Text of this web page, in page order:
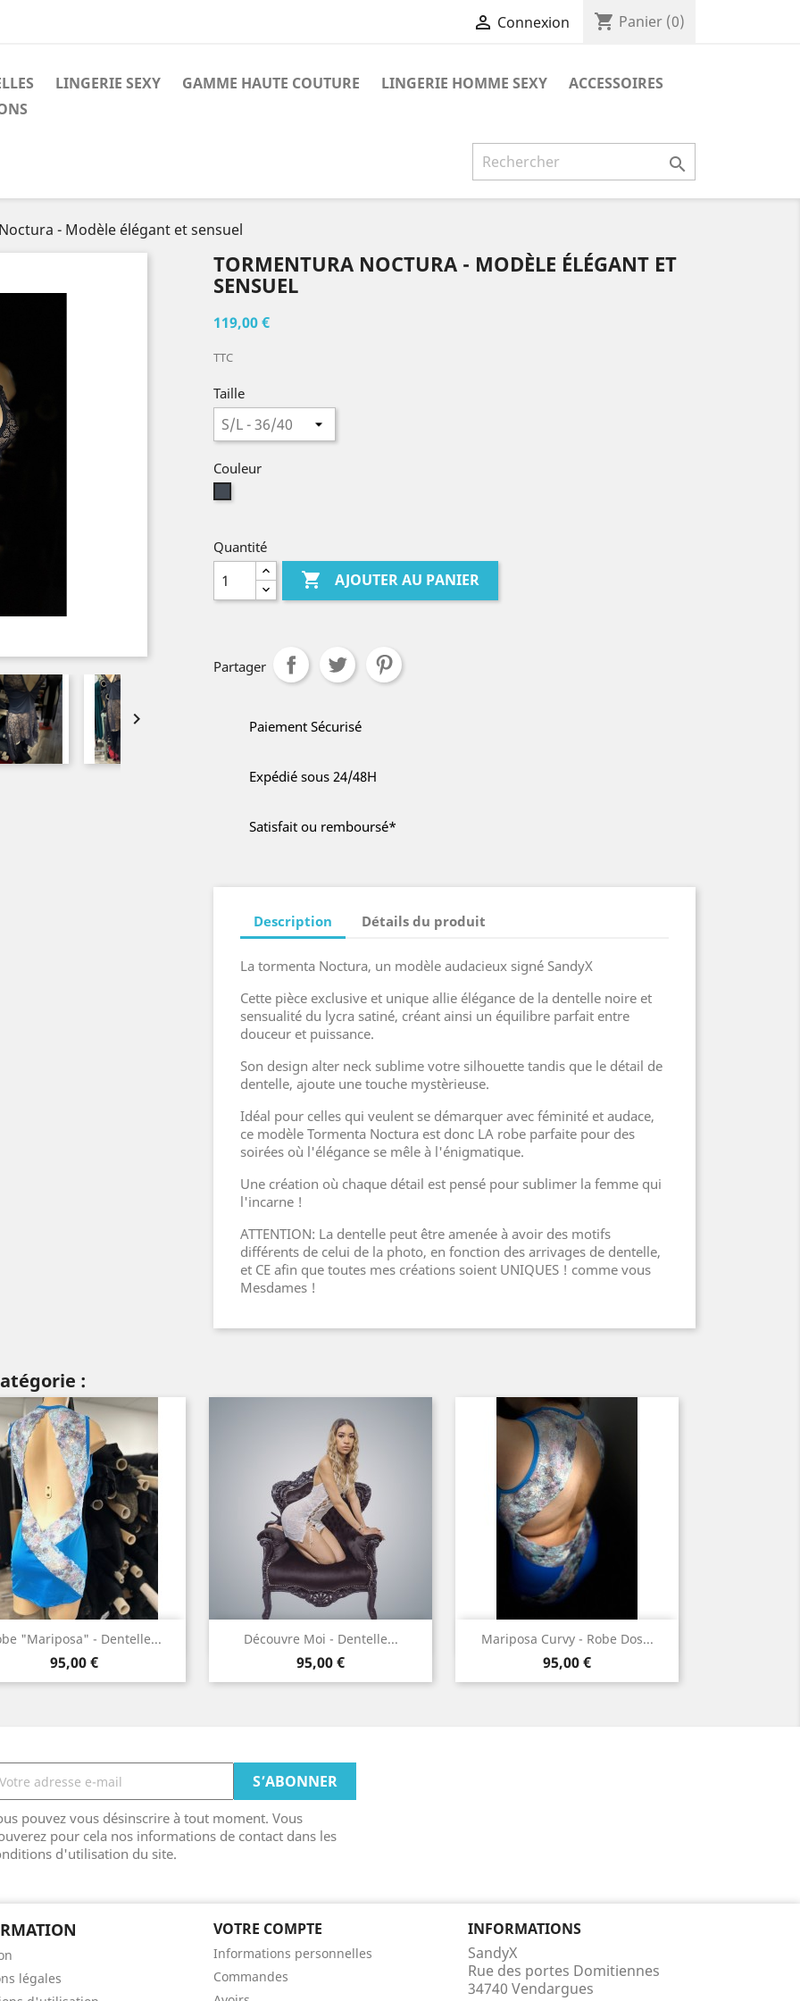
 Connexion shopping_cart Panier (0)
LINGERIE SEXY GAMME HAUTE COUTURE LINGERIE HOMME SEXY
ACCESSOIRES

- Modèle élégant et sensuel

TORMENTURA NOCTURA - MODÈLE ÉLÉGANT ET
SENSUEL
119,00 €
TTC
Taille
Couleur
Quantité
 AJOUTER AU PANIER
Partager
Paiement Sécurisé
Expédié sous 24/48H
Satisfait ou remboursé*
Description Détails du produit
La tormenta Noctura, un modèle audacieux signé SandyX
Cette pièce exclusive et unique allie élégance de la dentelle noire et
sensualité du lycra satiné, créant ainsi un équilibre parfait entre
douceur et puissance.
Son design alter neck sublime votre silhouette tandis que le détail de
dentelle, ajoute une touche mystèrieuse.
Idéal pour celles qui veulent se démarquer avec féminité et audace,
ce modèle Tormenta Noctura est donc LA robe parfaite pour des
soirées où l'élégance se mêle à l'énigmatique.
Une création où chaque détail est pensé pour sublimer la femme qui
l'incarne !
ATTENTION: La dentelle peut être amenée à avoir des motifs
différents de celui de la photo, en fonction des arrivages de dentelle,
et CE afin que toutes mes créations soient UNIQUES ! comme vous
Mesdames !
:
"Mariposa" - Dentelle...
Prix
95,00 €
Aperçu rapide
NoirTurquoise
Découvre Moi - Dentelle...
Prix
95,00 €
Aperçu rapide
Blanc
cassé
Mariposa Curvy - Robe Dos...
Prix
95,00 €
Aperçu rapide
pouvez vous désinscrire à tout moment. Vous
pour cela nos informations de contact dans les
d'utilisation du site.
légales
VOTRE COMPTE
Informations personnelles
Commandes
INFORMATIONS
SandyX
Rue des portes Domitiennes
34740 Vendargues